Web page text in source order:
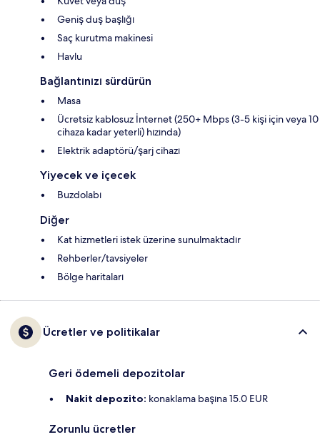
Geniş duş başlığı
Saç kurutma makinesi
Havlu
Bağlantınızı sürdürün
Masa
Ücretsiz kablosuz İnternet (250+ Mbps (3-5 kişi için veya 10
cihaza kadar yeterli) hızında)
Elektrik adaptörü/şarj cihazı
Yiyecek ve içecek
Buzdolabı
Diğer
Kat hizmetleri istek üzerine sunulmaktadır
Rehberler/tavsiyeler
Bölge haritaları
Ücretler ve politikalar
Geri ödemeli depozitolar
Nakit depozito: konaklama başına 15.0 EUR
Zorunlu ücretler